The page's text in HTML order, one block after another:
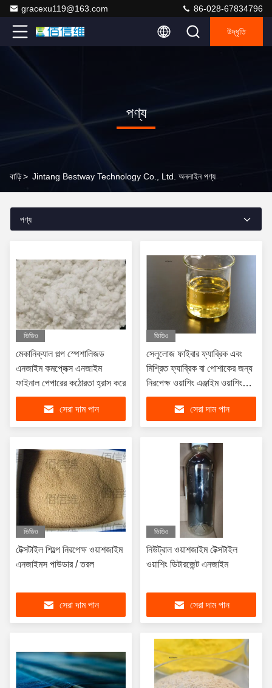
gracexu119@163.com 86-028-67834796
উদ্ধৃতি
পণ্য
বাড়ি> Jintang Bestway Technology Co., Ltd. অনলাইন পণ্য
পণ্য
ভিডিও
মেকানিক্যাল পল্প স্পেশালিজড
এনজাইম কমপ্লেক্স এনজাইম
ফাইনাল পেপারের কঠোরতা হ্রাস করে
সেরা দাম পান
ভিডিও
সেলুলোজ ফাইবার ফ্যাব্রিক এবং
মিশ্রিত ফ্যাব্রিক বা পোশাকের জন্য
নিরপেক্ষ ওয়াশিং এঞ্জাইম ওয়াশিং
ট্রিটমেন্ট
সেরা দাম পান
ভিডিও
টেক্সটাইল শিল্পে নিরপেক্ষ ওয়াশজাইম
এনজাইমস পাউডার / তরল
সেরা দাম পান
ভিডিও
নিউট্রাল ওয়াশজাইম টেক্সটাইল
ওয়াশিং ডিটারজেন্ট এনজাইম
সেরা দাম পান